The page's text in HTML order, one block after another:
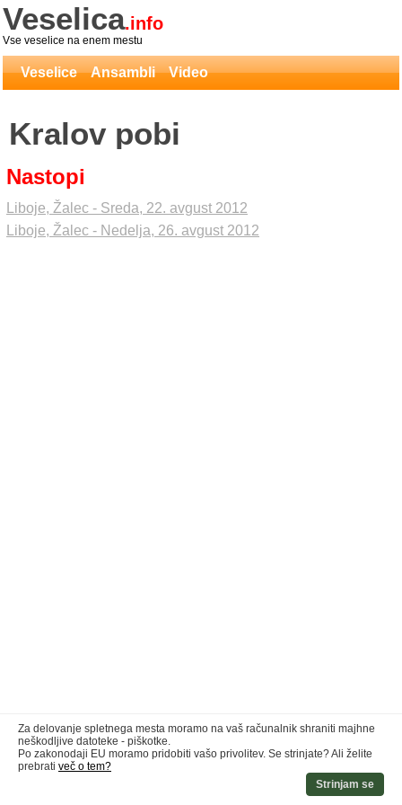
Veselica.info
Vse veselice na enem mestu
Veselice Ansambli Video
Kralov pobi
Nastopi
Liboje, Žalec - Sreda, 22. avgust 2012
Liboje, Žalec - Nedelja, 26. avgust 2012
Za delovanje spletnega mesta moramo na vaš računalnik shraniti majhne
neškodljive datoteke - piškotke.
Po zakonodaji EU moramo pridobiti vašo privolitev. Se strinjate? Ali želite
prebrati več o tem?
Strinjam se